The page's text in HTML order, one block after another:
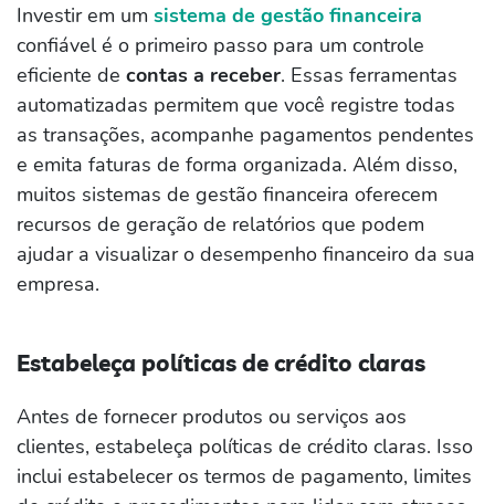
Investir em um sistema de gestão financeira
confiável é o primeiro passo para um controle
eficiente de contas a receber. Essas ferramentas
automatizadas permitem que você registre todas
as transações, acompanhe pagamentos pendentes
e emita faturas de forma organizada. Além disso,
muitos sistemas de gestão financeira oferecem
recursos de geração de relatórios que podem
ajudar a visualizar o desempenho financeiro da sua
empresa.
Estabeleça políticas de crédito claras
Antes de fornecer produtos ou serviços aos
clientes, estabeleça políticas de crédito claras. Isso
inclui estabelecer os termos de pagamento, limites